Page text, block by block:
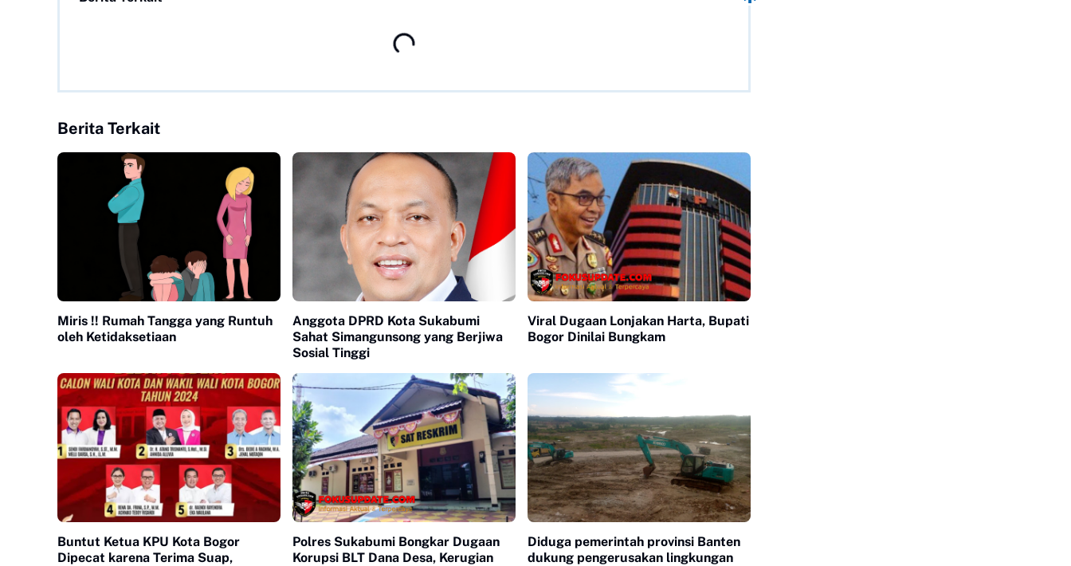
Berita Terkait
Miris !! Rumah Tangga yang Runtuh
oleh Ketidaksetiaan
Anggota DPRD Kota Sukabumi
Sahat Simangunsong yang Berjiwa
Sosial Tinggi
Viral Dugaan Lonjakan Harta, Bupati
Bogor Dinilai Bungkam
Buntut Ketua KPU Kota Bogor
Dipecat karena Terima Suap,
Polres Sukabumi Bongkar Dugaan
Korupsi BLT Dana Desa, Kerugian
Diduga pemerintah provinsi Banten
dukung pengerusakan lingkungan